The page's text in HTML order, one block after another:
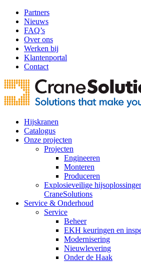
Partners
Nieuws
FAQ’s
Over ons
Werken bij
Klantenportal
Contact
Hijskranen
Catalogus
Onze projecten
Projecten
Engineeren
Monteren
Produceren
Explosieveilige
CraneSolutions
Service & Onderhoud
Service
Beheer
EKH keuringen en
Modernisering
Nieuwlevering
Onder de Haak